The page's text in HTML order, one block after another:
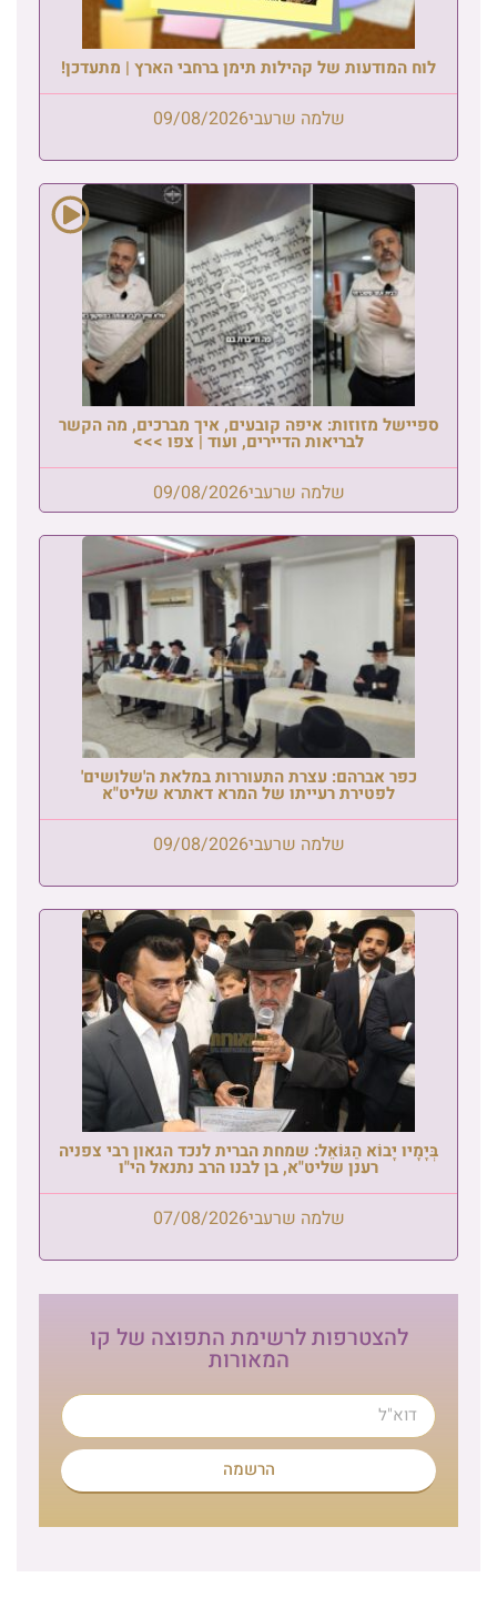
לוח המודעות של קהילות תימן ברחבי הארץ | מתעדכן!
שלמה שרעבי09/08/2026
ספיישל מזוזות: איפה קובעים, איך מברכים, מה הקשר
לבריאות הדיירים, ועוד | צפו >>>
שלמה שרעבי09/08/2026
כפר אברהם: עצרת התעוררות במלאת ה'שלושים'
לפטירת רעייתו של המרא דאתרא שליט"א
שלמה שרעבי09/08/2026
בְּיָמָיו יָבוֹא הַגּוֹאֵל: שמחת הברית לנכד הגאון רבי צפניה
רענן שליט"א, בן לבנו הרב נתנאל הי"ו
שלמה שרעבי07/08/2026
להצטרפות לרשימת התפוצה של קו
המאורות
הרשמה